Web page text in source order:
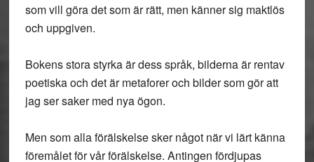
som vill göra det som är rätt, men känner sig maktlös
och uppgiven.
Bokens stora styrka är dess språk, bilderna är rentav
poetiska och det är metaforer och bilder som gör att
jag ser saker med nya ögon.
Men som alla förälskelse sker något när vi lärt känna
föremålet för vår förälskelse. Antingen fördjupas